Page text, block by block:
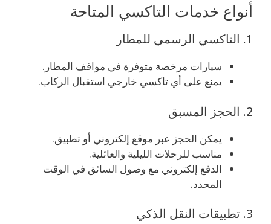
أنواع خدمات التاكسي المتاحة
1. التاكسي الرسمي للمطار
سيارات مرخصة متوفرة في مواقف المطار.
يمنع على أي تاكسي خارجي استقبال الركاب.
2. الحجز المسبق
يمكن الحجز عبر موقع إلكتروني أو تطبيق.
مناسب للرحلات الليلية والعائلية.
الدفع إلكتروني مع وصول السائق في الوقت
المحدد.
3. تطبيقات النقل الذكي